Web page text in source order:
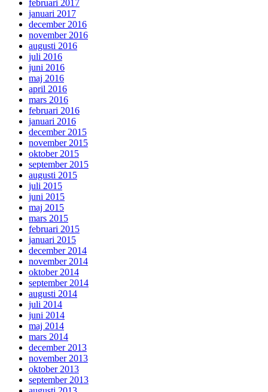
februari 2017
januari 2017
december 2016
november 2016
augusti 2016
juli 2016
juni 2016
maj 2016
april 2016
mars 2016
februari 2016
januari 2016
december 2015
november 2015
oktober 2015
september 2015
augusti 2015
juli 2015
juni 2015
maj 2015
mars 2015
februari 2015
januari 2015
december 2014
november 2014
oktober 2014
september 2014
augusti 2014
juli 2014
juni 2014
maj 2014
mars 2014
december 2013
november 2013
oktober 2013
september 2013